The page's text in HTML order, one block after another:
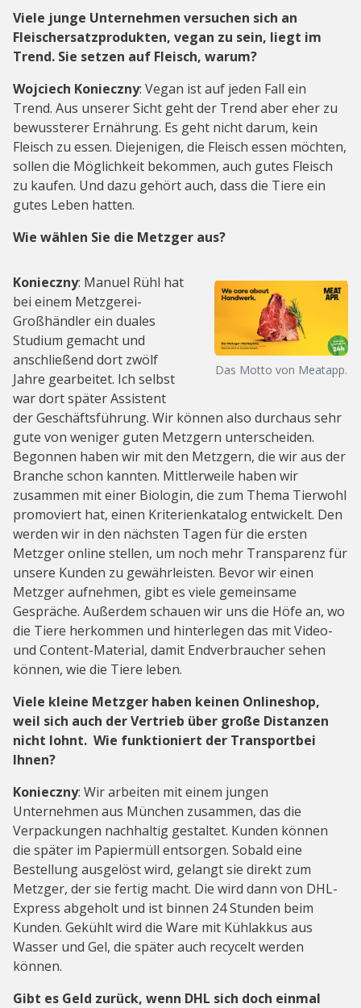
Viele junge Unternehmen versuchen sich an
Fleischersatzprodukten, vegan zu sein, liegt im
Trend. Sie setzen auf Fleisch, warum?
Wojciech Konieczny: Vegan ist auf jeden Fall ein
Trend. Aus unserer Sicht geht der Trend aber eher zu
bewussterer Ernährung. Es geht nicht darum, kein
Fleisch zu essen. Diejenigen, die Fleisch essen möchten,
sollen die Möglichkeit bekommen, auch gutes Fleisch
zu kaufen. Und dazu gehört auch, dass die Tiere ein
gutes Leben hatten.
Wie wählen Sie die Metzger aus?
Das Motto von Meatapp.
Konieczny: Manuel Rühl hat
bei einem Metzgerei-
Großhändler ein duales
Studium gemacht und
anschließend dort zwölf
Jahre gearbeitet. Ich selbst
war dort später Assistent
der Geschäftsführung. Wir können also durchaus sehr
gute von weniger guten Metzgern unterscheiden.
Begonnen haben wir mit den Metzgern, die wir aus der
Branche schon kannten. Mittlerweile haben wir
zusammen mit einer Biologin, die zum Thema Tierwohl
promoviert hat, einen Kriterienkatalog entwickelt. Den
werden wir in den nächsten Tagen für die ersten
Metzger online stellen, um noch mehr Transparenz für
unsere Kunden zu gewährleisten. Bevor wir einen
Metzger aufnehmen, gibt es viele gemeinsame
Gespräche. Außerdem schauen wir uns die Höfe an, wo
die Tiere herkommen und hinterlegen das mit Video-
und Content-Material, damit Endverbraucher sehen
können, wie die Tiere leben.
Viele kleine Metzger haben keinen Onlineshop,
weil sich auch der Vertrieb über große Distanzen
nicht lohnt. Wie funktioniert der Transportbei
Ihnen?
Konieczny: Wir arbeiten mit einem jungen
Unternehmen aus München zusammen, das die
Verpackungen nachhaltig gestaltet. Kunden können
die später im Papiermüll entsorgen. Sobald eine
Bestellung ausgelöst wird, gelangt sie direkt zum
Metzger, der sie fertig macht. Die wird dann von DHL-
Express abgeholt und ist binnen 24 Stunden beim
Kunden. Gekühlt wird die Ware mit Kühlakkus aus
Wasser und Gel, die später auch recycelt werden
können.
Gibt es Geld zurück, wenn DHL sich doch einmal